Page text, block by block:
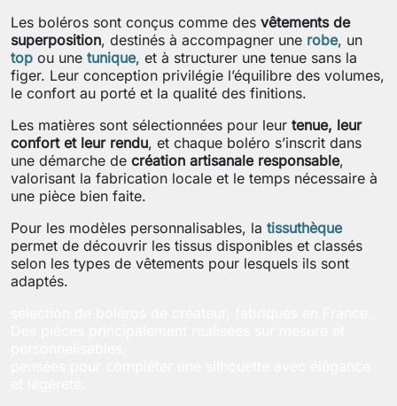
Les boléros sont conçus comme des vêtements de
superposition, destinés à accompagner une robe, un
top ou une tunique, et à structurer une tenue sans la
figer. Leur conception privilégie l’équilibre des volumes,
le confort au porté et la qualité des finitions.
Les matières sont sélectionnées pour leur tenue, leur
confort et leur rendu, et chaque boléro s’inscrit dans
une démarche de création artisanale responsable,
valorisant la fabrication locale et le temps nécessaire à
une pièce bien faite.
Pour les modèles personnalisables, la tissuthèque
permet de découvrir les tissus disponibles et classés
selon les types de vêtements pour lesquels ils sont
adaptés.